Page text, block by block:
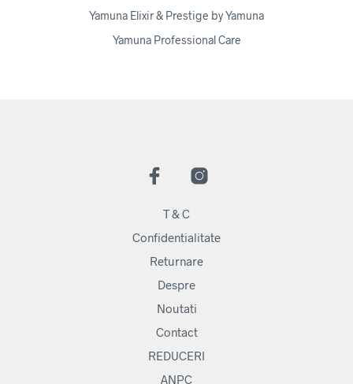
Yamuna Elixir & Prestige by Yamuna
Yamuna Professional Care
T & C
Confidentialitate
Returnare
Despre
Noutati
Contact
REDUCERI
ANPC